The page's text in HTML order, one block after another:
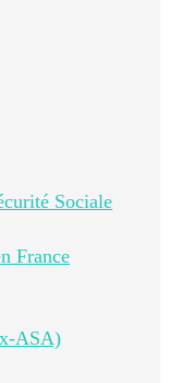
Sociale
France
ASA)